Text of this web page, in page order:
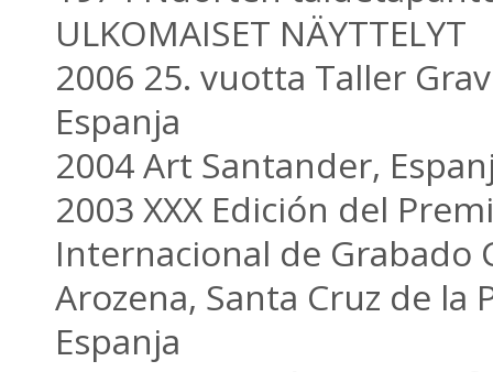
ULKOMAISET NÄYTTELYT
2006 25. vuotta Taller
Espanja
2004 Art Santander,
2003 XXX Edición del
Internacional de Grabado
Arozena, Santa Cruz de la
Espanja